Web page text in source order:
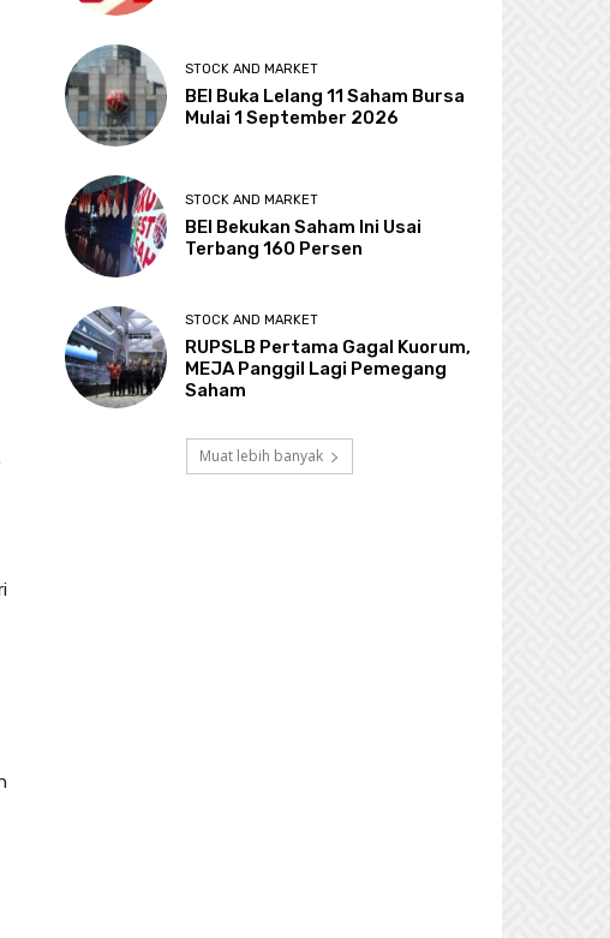
STOCK AND MARKET
BEI Buka Lelang 11 Saham Bursa
Mulai 1 September 2026
STOCK AND MARKET
BEI Bekukan Saham Ini Usai
Terbang 160 Persen
STOCK AND MARKET
RUPSLB Pertama Gagal Kuorum,
MEJA Panggil Lagi Pemegang
Saham
Muat lebih banyak